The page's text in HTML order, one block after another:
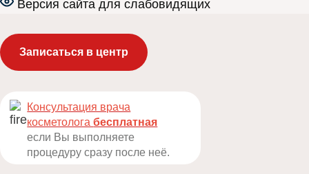
Версия сайта для слабовидящих
Записаться в центр
Консультация врача
косметологабесплатная
если Вы выполняете
процедуру сразу после неё.